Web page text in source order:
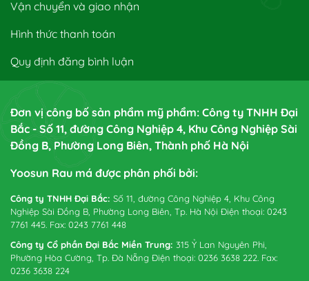
Vận chuyển và giao nhận
Hình thức thanh toán
Quy định đăng bình luận
Đơn vị công bố sản phẩm mỹ phẩm: Công ty TNHH Đại
Bắc - Số 11, đường Công Nghiệp 4, Khu Công Nghiệp Sài
Đồng B, Phường Long Biên, Thành phố Hà Nội
Yoosun Rau má được phân phối bởi:
Công ty TNHH Đại Bắc: Số 11, đường Công Nghiệp 4, Khu Công
Nghiệp Sài Đồng B, Phường Long Biên, Tp. Hà Nội Điện thoại: 0243
7761 445. Fax: 0243 7761 448
Công ty Cổ phần Đại Bắc Miền Trung: 315 Ỷ Lan Nguyên Phi,
Phường Hòa Cường, Tp. Đà Nẵng Điện thoại: 0236 3638 222. Fax:
0236 3638 224